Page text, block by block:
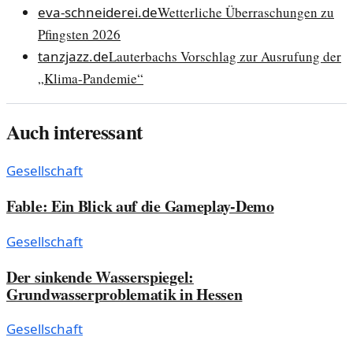
eva-schneiderei.deWetterliche Überraschungen zu
Pfingsten 2026
tanzjazz.deLauterbachs Vorschlag zur Ausrufung der
„Klima-Pandemie“
Auch interessant
Gesellschaft
Fable: Ein Blick auf die Gameplay-Demo
Gesellschaft
Der sinkende Wasserspiegel:
Grundwasserproblematik in Hessen
Gesellschaft